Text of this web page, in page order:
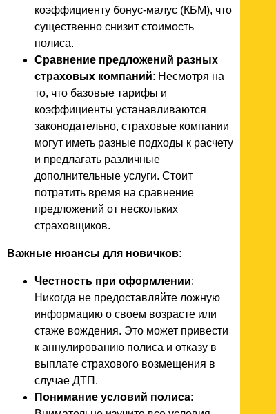
коэффициенту бонус-малус (КБМ), что
существенно снизит стоимость
полиса.
Сравнение предложений разных
страховых компаний: Несмотря на
то, что базовые тарифы и
коэффициенты устанавливаются
законодательно, страховые компании
могут иметь разные подходы к расчету
и предлагать различные
дополнительные услуги. Стоит
потратить время на сравнение
предложений от нескольких
страховщиков.
Важные нюансы для новичков:
Честность при оформлении:
Никогда не предоставляйте ложную
информацию о своем возрасте или
стаже вождения. Это может привести
к аннулированию полиса и отказу в
выплате страхового возмещения в
случае ДТП.
Понимание условий полиса: